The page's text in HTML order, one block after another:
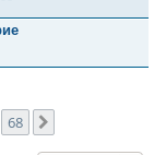
68